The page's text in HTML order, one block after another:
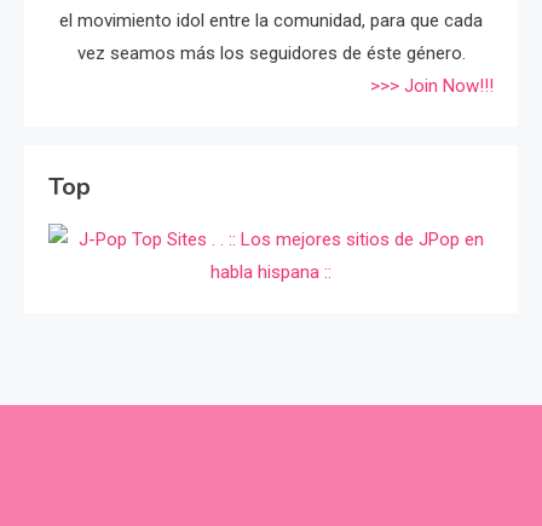
el movimiento idol entre la comunidad, para que cada
vez seamos más los seguidores de éste género.
>>> Join Now!!!
Top